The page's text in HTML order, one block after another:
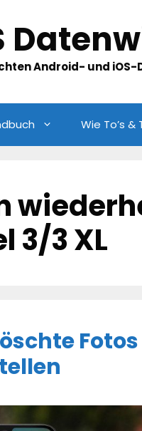
Android- und
Wie To’s &
3/3 XL